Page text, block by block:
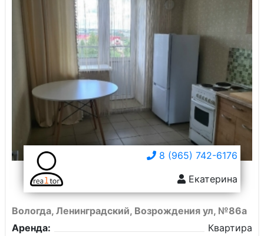
8 (965) 742-6176
Екатерина
Вологда, Ленинградский, Возрождения ул, №86а
Аренда:
Квартира